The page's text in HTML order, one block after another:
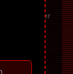
glühen, der
aus der
➔